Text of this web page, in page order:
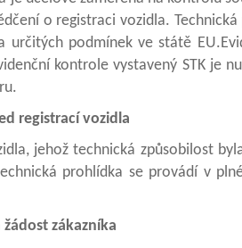
o registraci vozidla.
určitých podmínek ve státě
kontrole vystavený STK je
registrací vozidla
jehož technická způsobilost
prohlídka se provádí v
zákazníka